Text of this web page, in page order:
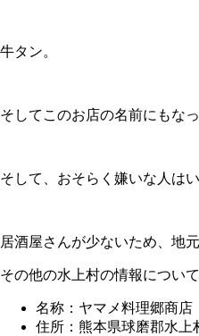
牛タン。
そしてこのお店の名前にもな
そして、おそらく嫌いな人は
居酒屋さんが少ないため、地
その他の水上村の情報について
名称：ヤマメ料理郷商店
住所：熊本県球磨郡水上